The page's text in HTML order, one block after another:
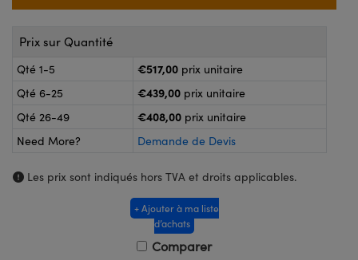
ou Coupleurs
de Poche ou à Mesure Directe
: Microscopie
Optiques Lightpath
Labs™
Prix sur Quantité
Qté 1-5 €517,00 prix unitaire
Qté 6-25
€439,00 prix unitaire
Qté 26-49
€408,00 prix unitaire
Need More?
Demande de Devis
Les prix sont indiqués hors TVA et droits applicables.
+ Ajouter à ma liste
d’achats
Comparer